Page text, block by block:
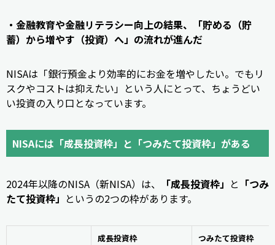
・金融教育や金融リテラシー向上の結果、「貯める（貯
蓄）から増やす（投資）へ」の流れが進んだ
NISAは「銀行預金より効率的にお金を増やしたい。でもリ
スクやコストは抑えたい」という人にとって、ちょうどい
い投資の入り口となっています。
NISAには「成長投資枠」と「つみたて投資枠」がある
2024年以降のNISA（新NISA）は、 「成長投資枠」 と 「つみ
たて投資枠」 というの2つの枠があります。
成長投資枠 つみたて投資枠